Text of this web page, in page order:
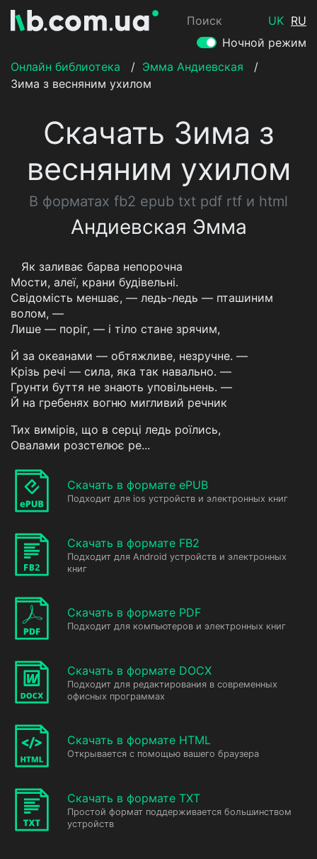
Поиск UK RU
Ночной режим
Онлайн библиотека
/ Эмма Андиевская
/
Зима з весняним ухилом
Скачать Зима з
весняним ухилом
В форматах fb2 epub txt pdf rtf и html
Андиевская Эмма
Як заливає барва непорочна
Мости, алеї, крани будівельні.
Свідомість меншає, — ледь-ледь — пташиним
волом, —
Лише — поріг, — і тіло стане зрячим,
Й за океанами — обтяжливе, незручне. —
Крізь речі — сила, яка так навально. —
Грунти буття не знають уповільнень. —
Й на гребенях вогню мигливий речник
Тих вимірів, що в серці ледь роїлись,
Овалами розстелює ре...
Скачать в формате ePUB
Подходит для ios устройств и электронных книг
Скачать в формате FB2
Подходит для Android устройств и электронных
книг
Скачать в формате PDF
Подходит для компьютеров и электронных книг
Скачать в формате DOCX
Подходит для редактирования в современных
офисных программах
Скачать в формате HTML
Открывается с помощью вашего браузера
Скачать в формате TXT
Простой формат поддерживается большинством
устройств